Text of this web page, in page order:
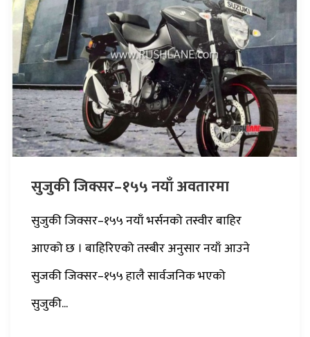
सुजुकी जिक्सर–१५५ नयाँ अवतारमा
सुजुकी जिक्सर–१५५ नयाँ भर्सनको तस्वीर बाहिर
आएको छ । बाहिरिएको तस्बीर अनुसार नयाँ आउने
सुजकी जिक्सर–१५५ हालै सार्वजनिक भएको
सुजुकी...